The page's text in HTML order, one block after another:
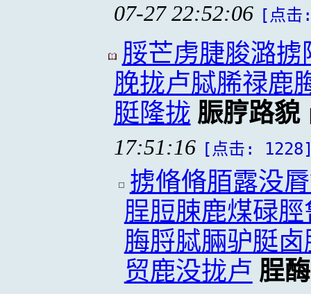
07-27 22:52:06 [点
脮芒虏脻脧潞
脕拢卢脦脪禄鹿
脡隆拢 脤脝路貌
17:51:16 [点击:
掳脩脩脜露没
脭脰脨鹿煤碌
脢脟脦脼驴脡
贸鹿没拢卢 脭